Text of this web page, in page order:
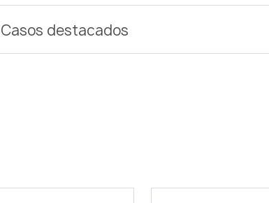
Casos destacados